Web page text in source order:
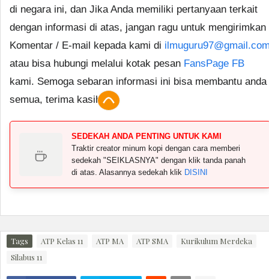
di negara ini, dan Jika Anda memiliki pertanyaan terkait
dengan informasi di atas, jangan ragu untuk mengirimkan
Komentar / E-mail kepada kami di
atau bisa hubungi melalui kotak pesan FansPage FB
kami. Semoga sebaran informasi ini bisa membantu anda
semua, terima kasih.
SEDEKAH ANDA PENTING UNTUK KAMI
Traktir creator minum kopi dengan cara memberi
sedekah "SEIKLASNYA" dengan klik tanda panah
di atas. Alasannya sedekah klik DISINI
Tags ATP Kelas 11 ATP MA ATP SMA
Kurikulum Merdeka
Silabus 11